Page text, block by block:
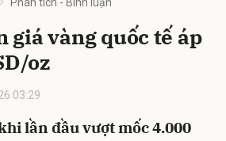
giá vàng quốc tế áp
oz
03:29
lần đầu vượt mốc 4.000